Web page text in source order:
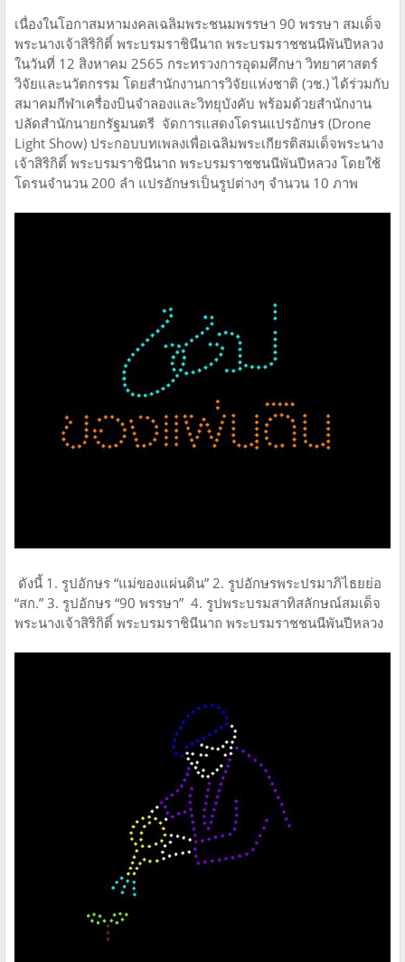
เนื่องในโอกาสมหามงคลเฉลิมพระชนมพรรษา 90 พรรษา สมเด็จ
พระนางเจ้าสิริกิติ์ พระบรมราชินีนาถ พระบรมราชชนนีพันปีหลวง
ในวันที่ 12 สิงหาคม 2565 กระทรวงการอุดมศึกษา วิทยาศาสตร์
วิจัยและนวัตกรรม โดยสำนักงานการวิจัยแห่งชาติ (วช.) ได้ร่วมกับ
สมาคมกีฬาเครื่องบินจำลองและวิทยุบังคับ พร้อมด้วยสำนักงาน
ปลัดสำนักนายกรัฐมนตรี จัดการแสดงโดรนแปรอักษร (Drone
Light Show) ประกอบบทเพลงเพื่อเฉลิมพระเกียรติสมเด็จพระนาง
เจ้าสิริกิติ์ พระบรมราชินีนาถ พระบรมราชชนนีพันปีหลวง โดยใช้
โดรนจำนวน 200 ลำ แปรอักษรเป็นรูปต่างๆ จำนวน 10 ภาพ
ดังนี้ 1. รูปอักษร “แม่ของแผ่นดิน” 2. รูปอักษรพระปรมาภิไธยย่อ
“สก.” 3. รูปอักษร “90 พรรษา” 4. รูปพระบรมสาทิสลักษณ์สมเด็จ
พระนางเจ้าสิริกิติ์ พระบรมราชินีนาถ พระบรมราชชนนีพันปีหลวง